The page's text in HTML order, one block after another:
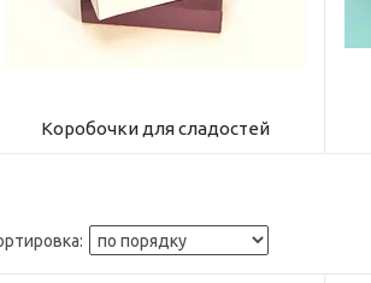
Коробочки для сладостей